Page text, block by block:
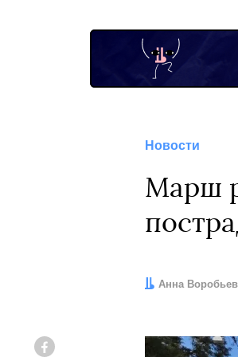
Новости
Марш
Автор:
Анна